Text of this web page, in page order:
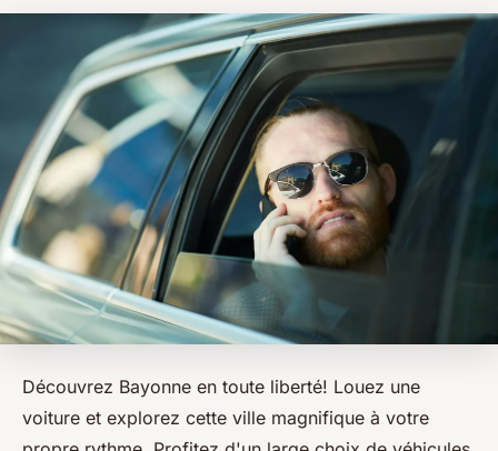
Découvrez Bayonne en toute liberté! Louez une
voiture et explorez cette ville magnifique à votre